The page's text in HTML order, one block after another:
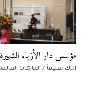
مؤسس دار الأزياء
اترك تعليقاً/ الماركات